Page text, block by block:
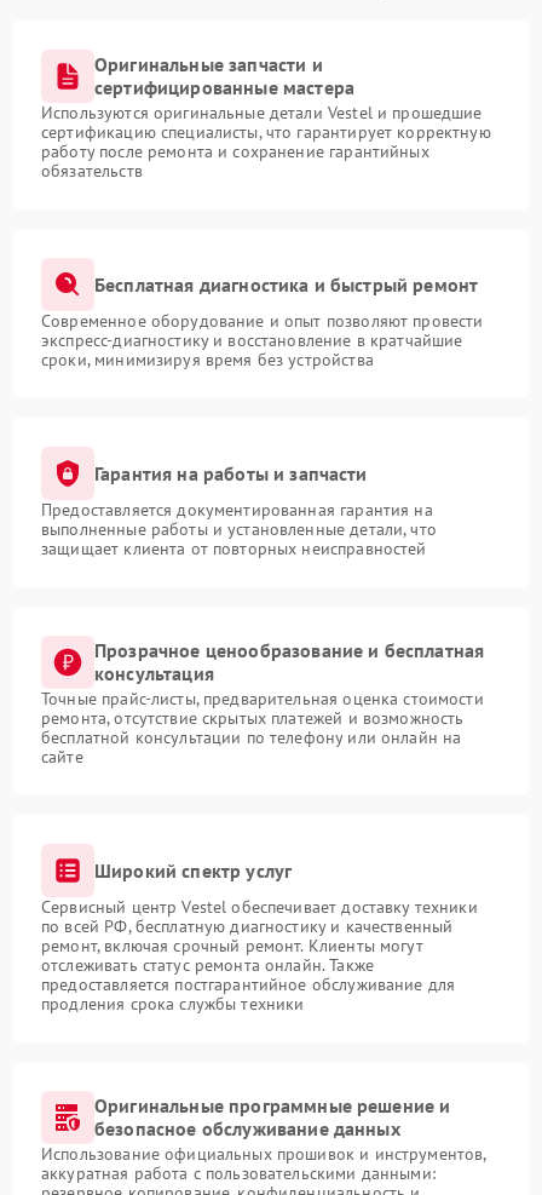
Оригинальные запчасти и
сертифицированные мастера
Используются оригинальные детали Vestel и прошедшие
сертификацию специалисты, что гарантирует корректную
работу после ремонта и сохранение гарантийных
обязательств
Бесплатная диагностика и быстрый ремонт
Современное оборудование и опыт позволяют провести
экспресс-диагностику и восстановление в кратчайшие
сроки, минимизируя время без устройства
Гарантия на работы и запчасти
Предоставляется документированная гарантия на
выполненные работы и установленные детали, что
защищает клиента от повторных неисправностей
Прозрачное ценообразование и бесплатная
консультация
Точные прайс-листы, предварительная оценка стоимости
ремонта, отсутствие скрытых платежей и возможность
бесплатной консультации по телефону или онлайн на
сайте
Широкий спектр услуг
Сервисный центр Vestel обеспечивает доставку техники
по всей РФ, бесплатную диагностику и качественный
ремонт, включая срочный ремонт. Клиенты могут
отслеживать статус ремонта онлайн. Также
предоставляется постгарантийное обслуживание для
продления срока службы техники
Оригинальные программные решение и
безопасное обслуживание данных
Использование официальных прошивок и инструментов,
аккуратная работа с пользовательскими данными: